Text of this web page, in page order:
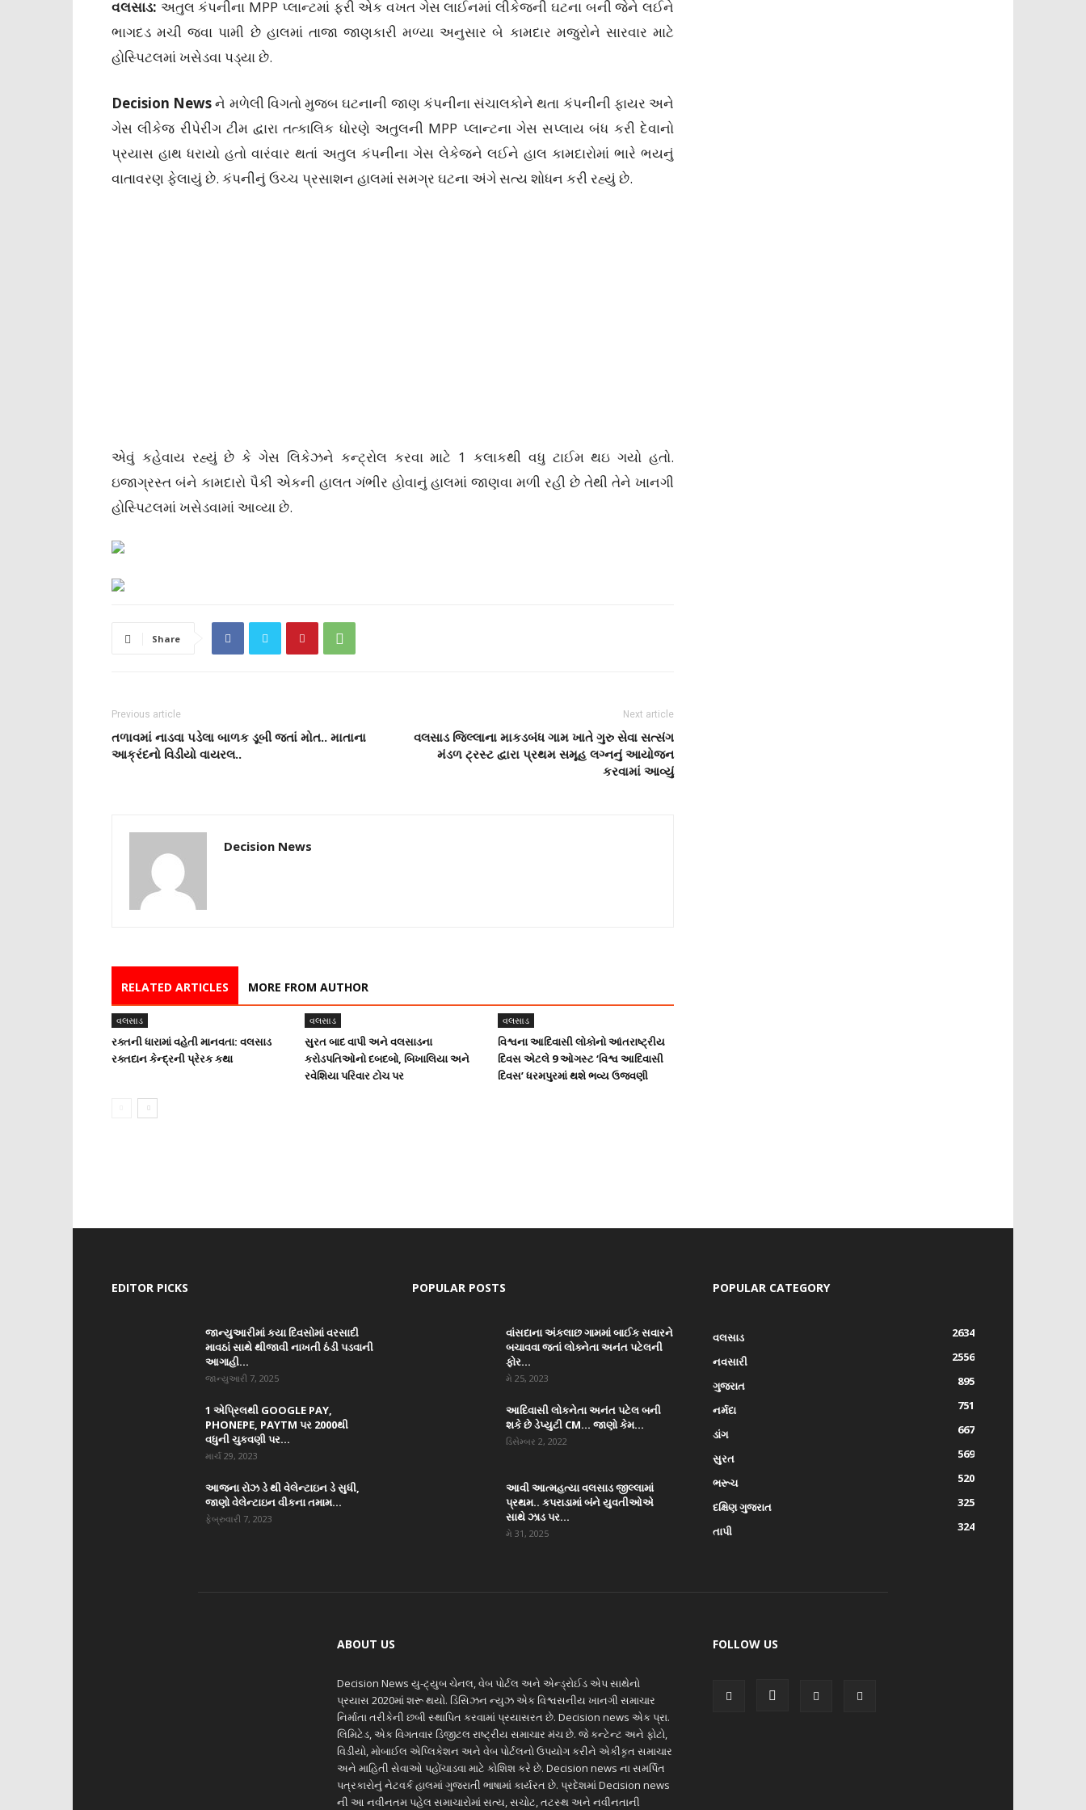
વલસાડ: અતુલ કંપનીના MPP પ્લાન્ટમાં ફરી એક વખત ગેસ લાઈનમાં લીકેજની ઘટના બની જેને લઈને
ભાગદડ મચી જવા પામી છે હાલમાં તાજા જાણકારી મળ્યા અનુસાર બે કામદાર મજુરોને સારવાર માટે
હોસ્પિટલમાં ખસેડવા પડ્યા છે.
Decision Newsને મળેલી વિગતો મુજબ ઘટનાની જાણ કંપનીના સંચાલકોને થતા કંપનીની ફાયર અને
ગેસ લીકેજ રીપેરીંગ ટીમ દ્વારા તત્કાલિક ધોરણે અતુલની MPP પ્લાન્ટના ગેસ સપ્લાય બંધ કરી દેવાનો
પ્રયાસ હાથ ધરાયો હતો વારંવાર થતાં અતુલ કંપનીના ગેસ લેકેજને લઈને હાલ કામદારોમાં ભારે ભયનું
વાતાવરણ ફેલાયું છે. કંપનીનું ઉચ્ચ પ્રસાશન હાલમાં સમગ્ર ઘટના અંગે સત્ય શોધન કરી રહ્યું છે.
એવું કહેવાય રહ્યું છે કે ગેસ લિકેઝને કન્ટ્રોલ કરવા માટે 1 કલાકથી વધુ ટાઈમ થઇ ગયો હતો.
ઇજાગ્રસ્ત બંને કામદારો પૈકી એકની હાલત ગંભીર હોવાનું હાલમાં જાણવા મળી રહી છે તેથી તેને ખાનગી
હોસ્પિટલમાં ખસેડવામાં આવ્યા છે.
Share
Previous article
તળાવમાં નાડવા પડેલા બાળક ડૂબી જતાં મોત.. માતાના
આક્રંદનો વિડીયો વાયરલ..
Next article
વલસાડ જિલ્લાના માકડબંધ ગામ ખાતે ગુરુ સેવા સત્સંગ
મંડળ ટ્રસ્ટ દ્વારા પ્રથમ સમૂહ લગ્નનું આયોજન
કરવામાં આવ્યું
Decision News
RELATED ARTICLES MORE FROM AUTHOR
વલસાડ
રક્તની ધારામાં વહેતી માનવતા: વલસાડ
રક્તદાન કેન્દ્રની પ્રેરક કથા
વલસાડ
સુરત બાદ વાપી અને વલસાડના
કરોડપતિઓનો દબદબો, બિખાલિયા અને
રવેશિયા પરિવાર ટોચ પર
વલસાડ
વિશ્વના આદિવાસી લોકોનો આંતરાષ્ટ્રીય
દિવસ એટલે 9 ઓગસ્ટ ‘વિશ્વ આદિવાસી
દિવસ’ ધરમપુરમાં થશે ભવ્ય ઉજવણી
EDITOR PICKS
જાન્યુઆરીમાં કયા દિવસોમાં વરસાદી
માવઠાં સાથે થીજાવી નાખતી ઠંડી પડવાની
આગાહી...
જાન્યુઆરી 7, 2025
1 એપ્રિલથી GOOGLE PAY,
PHONEPE, PAYTM પર 2000થી
વધુની ચુકવણી પર...
માર્ચ 29, 2023
આજના રોઝ ડે થી વેલેન્ટાઇન ડે સુધી,
જાણો વેલેન્ટાઇન વીકના તમામ...
ફેબ્રુવારી 7, 2023
POPULAR POSTS
વાંસદાના અંકલાછ ગામમાં બાઈક સવારને
બચાવવા જતાં લોક્નેતા અનંત પટેલની
ફોર...
મે 25, 2023
આદિવાસી લોકનેતા અનંત પટેલ બની
શકે છે ડેપ્યુટી CM… જાણો કેમ...
ડિસેમ્બર 2, 2022
આવી આત્મહત્યા વલસાડ જીલ્લામાં
પ્રથમ.. કપરાડામાં બંને યુવતીઓએ
સાથે ઝાડ પર...
મે 31, 2025
POPULAR CATEGORY
વલસાડ
2634
નવસારી
2556
ગુજરાત
895
નર્મદા
751
ડાંગ
667
સુરત
569
ભરૂચ
520
દક્ષિણ ગુજરાત
325
તાપી
324
ABOUT US
Decision News યુ-ટ્યુબ ચેનલ, વેબ પોર્ટલ અને એન્ડ્રોઈડ એપ સાથેનો
પ્રયાસ 2020માં શરૂ થયો. ડિસિઝન ન્યુઝ એક વિશ્વસનીય ખાનગી સમાચાર
નિર્માતા તરીકેની છબી સ્થાપિત કરવામાં પ્રયાસરત છે. Decision news એક પ્રા.
લિમિટેડ, એક વિગતવાર ડિજીટલ રાષ્ટ્રીય સમાચાર મંચ છે. જે કન્ટેન્ટ અને ફોટો,
વિડીયો, મોબાઈલ એપ્લિકેશન અને વેબ પોર્ટલનો ઉપયોગ કરીને એકીકૃત સમાચાર
અને માહિતી સેવાઓ પહોંચાડવા માટે કોશિશ કરે છે. Decision news ના સમર્પિત
પત્રકારોનું નેટવર્ક હાલમાં ગુજરાતી ભાષામાં કાર્યરત છે. પ્રદેશમાં Decision news
ની આ નવીનતમ પહેલ સમાચારોમાં સત્ય, સચોટ, તટસ્થ અને નવીનતાની
FOLLOW US